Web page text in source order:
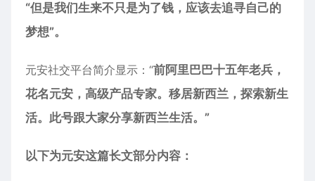
“但是我们生来不只是为了钱，应该去追寻自己的
梦想”。
元安社交平台简介显示：“前阿里巴巴十五年老兵，
花名元安，高级产品专家。移居新西兰，探索新生
活。此号跟大家分享新西兰生活。”
以下为元安这篇长文部分内容：